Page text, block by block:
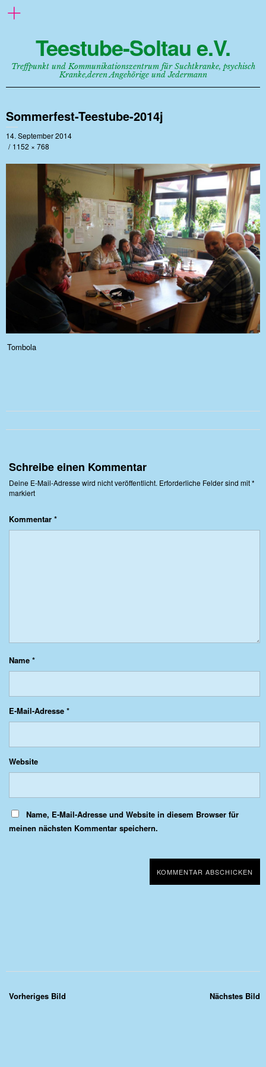
Teestube-Soltau e.V.
Treffpunkt und Kommunikationszentrum für Suchtkranke, psychisch
Kranke,deren Angehörige und Jedermann
Sommerfest-Teestube-2014j
14. September 2014
1152 × 768
Tombola
Schreibe einen Kommentar
Deine E-Mail-Adresse wird nicht veröffentlicht. Erforderliche Felder sind mit*
markiert
Kommentar *
Name *
E-Mail-Adresse *
Website
Name, E-Mail-Adresse und Website in diesem Browser für
meinen nächsten Kommentar speichern.
Nächstes Bild
Vorheriges Bild